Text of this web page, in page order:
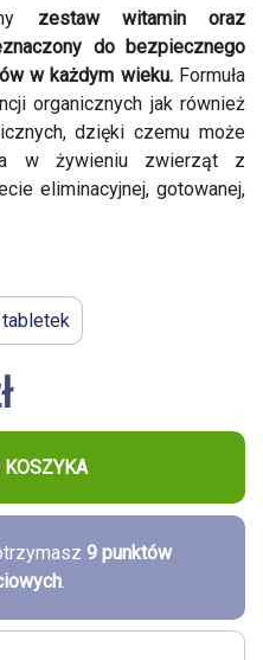
zestaw witamin oraz
do bezpiecznego
w każdym wieku.Formuła
organicznych jak również
dzięki czemu może
w żywieniu zwierząt z
eliminacyjnej, gotowanej,
9punktów
.